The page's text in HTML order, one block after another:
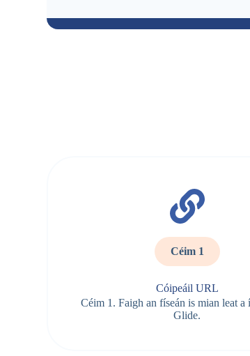
Céim 1
Cóipeáil URL
Céim 1. Faigh an físeán is mian leat a
Glide.